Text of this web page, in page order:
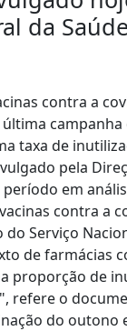
da
contra a
campanha
taxa de
pela
período em
contra a
Serviço
de farmácias
proporção de
refere o
do outono